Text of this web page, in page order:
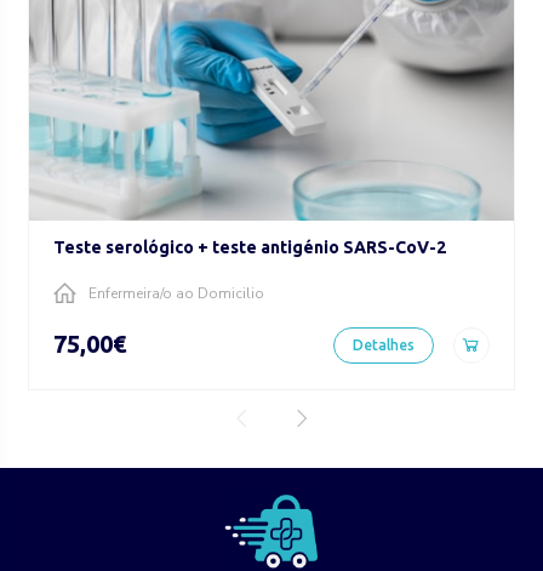
Teste serológico + teste antigénio SARS-CoV-2
Enfermeira/o ao Domicilio
75,00€ Detalhes